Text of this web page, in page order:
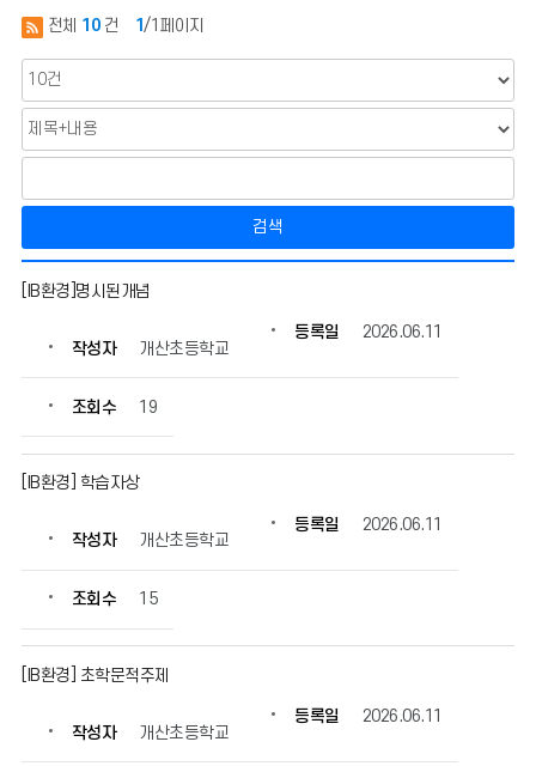
전체 10 건 1 /1페이지
검색
산
운
료
의
번
제
목,
작
[IB환경]명시된개념
작성자 개산초등학교
등록일 2026.06.11
조회수 19
[IB환경] 학습자상
작성자 개산초등학교
등록일 2026.06.11
조회수 15
[IB환경] 초학문적주제
작성자 개산초등학교
등록일 2026.06.11